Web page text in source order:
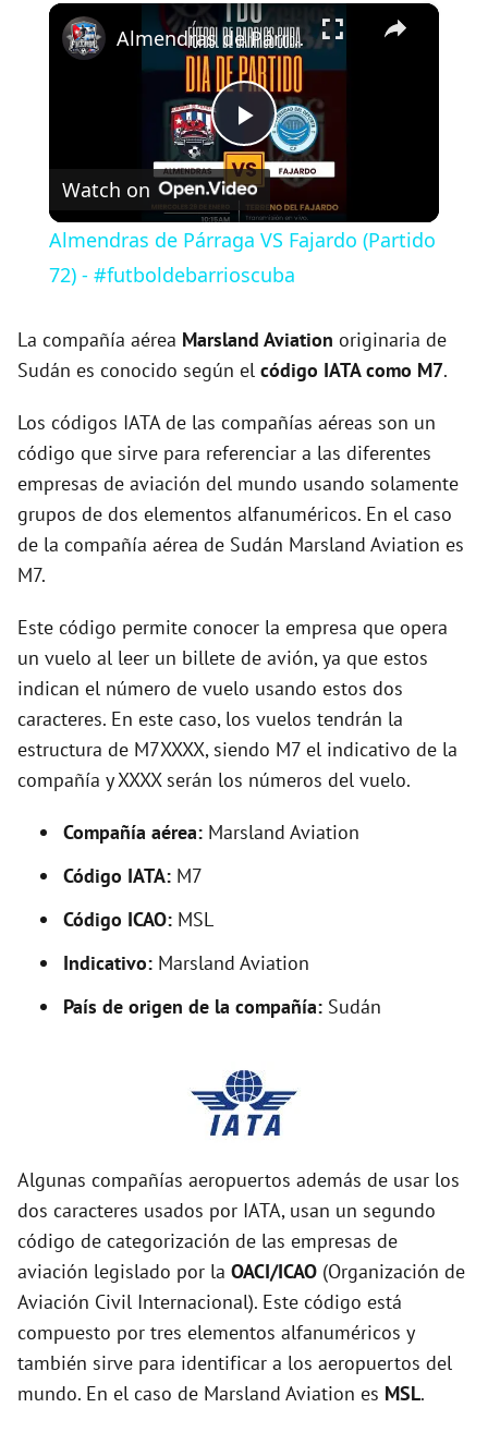
Fullscreen ×
P
l
a
y
i
d
o
Almendras de Párraga VS Fajardo (Partido 72) - #futboldebarrioscuba
Watch on
Almendras de Párraga VS Fajardo (Partido
72) - #futboldebarrioscuba
La compañía aérea Marsland Aviation originaria de
Sudán es conocido según el código IATA como M7.
Los códigos IATA de las compañías aéreas son un
código que sirve para referenciar a las diferentes
empresas de aviación del mundo usando solamente
grupos de dos elementos alfanuméricos. En el caso
de la compañía aérea de Sudán Marsland Aviation es
M7.
Este código permite conocer la empresa que opera
un vuelo al leer un billete de avión, ya que estos
indican el número de vuelo usando estos dos
caracteres. En este caso, los vuelos tendrán la
estructura de M7XXXX, siendo M7 el indicativo de la
compañía y XXXX serán los números del vuelo.
Compañía aérea: Marsland Aviation
Código IATA: M7
Código ICAO: MSL
Indicativo: Marsland Aviation
País de origen de la compañía: Sudán
Algunas compañías aeropuertos además de usar los
dos caracteres usados por IATA, usan un segundo
código de categorización de las empresas de
aviación legislado por la OACI/ICAO (Organización de
Aviación Civil Internacional). Este código está
compuesto por tres elementos alfanuméricos y
también sirve para identificar a los aeropuertos del
mundo. En el caso de Marsland Aviation es MSL.